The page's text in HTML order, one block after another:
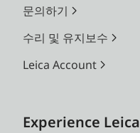
문의하기
수리 및 유지보수
Leica Account
Experience Leica